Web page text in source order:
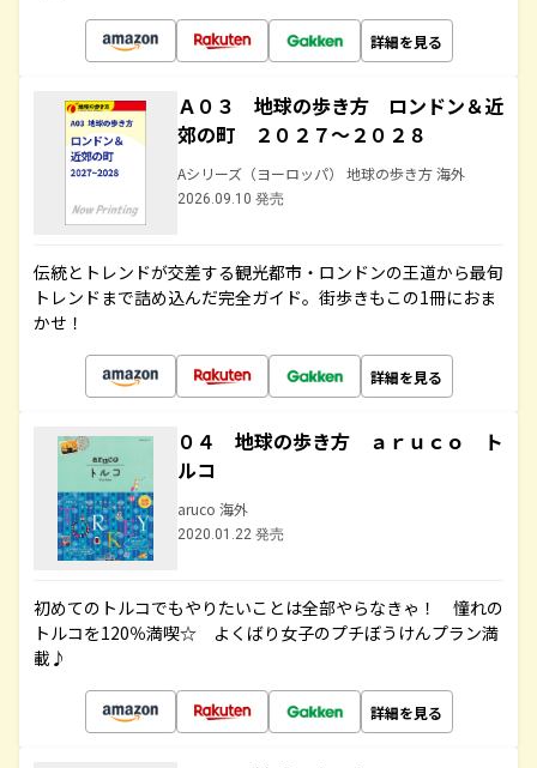
詳細を見る
Ａ０３ 地球の歩き方 ロンドン＆近
郊の町 ２０２７～２０２８
Aシリーズ（ヨーロッパ） 地球の歩き方 海外
2026.09.10 発売
伝統とトレンドが交差する観光都市・ロンドンの王道から最旬
トレンドまで詰め込んだ完全ガイド。街歩きもこの1冊におま
かせ！
詳細を見る
０４ 地球の歩き方 ａｒｕｃｏ ト
ルコ
aruco 海外
2020.01.22 発売
初めてのトルコでもやりたいことは全部やらなきゃ！ 憧れの
トルコを120％満喫☆ よくばり女子のプチぼうけんプラン満
載♪
詳細を見る